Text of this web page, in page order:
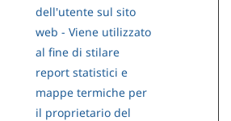
dell'utente sul sito
web - Viene utilizzato
al fine di stilare
report statistici e
mappe termiche per
il proprietario del